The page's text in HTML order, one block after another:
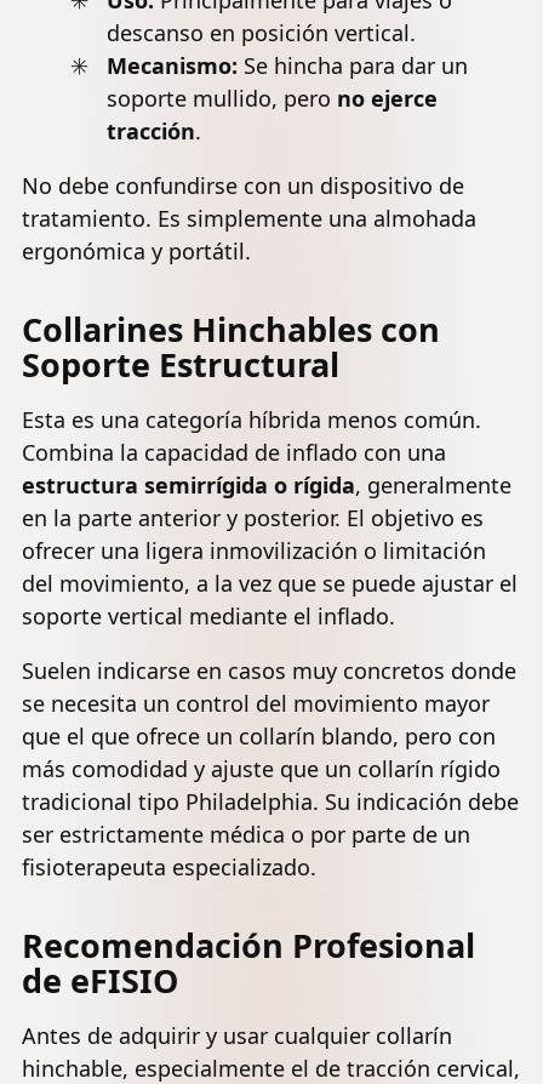
descanso en posición vertical.
Mecanismo: Se hincha para dar un
soporte mullido, pero no ejerce
tracción.
No debe confundirse con un dispositivo de
tratamiento. Es simplemente una almohada
ergonómica y portátil.
Collarines Hinchables con
Soporte Estructural
Esta es una categoría híbrida menos común.
Combina la capacidad de inflado con una
estructura semirrígida o rígida, generalmente
en la parte anterior y posterior. El objetivo es
ofrecer una ligera inmovilización o limitación
del movimiento, a la vez que se puede ajustar el
soporte vertical mediante el inflado.
Suelen indicarse en casos muy concretos donde
se necesita un control del movimiento mayor
que el que ofrece un collarín blando, pero con
más comodidad y ajuste que un collarín rígido
tradicional tipo Philadelphia. Su indicación debe
ser estrictamente médica o por parte de un
fisioterapeuta especializado.
Recomendación Profesional
de eFISIO
Antes de adquirir y usar cualquier collarín
hinchable, especialmente el de tracción cervical,